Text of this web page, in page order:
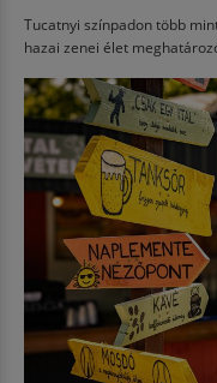
Tucatnyi színpadon több
hazai zenei élet